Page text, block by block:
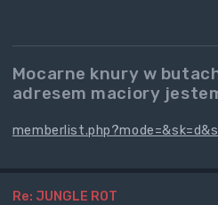
Mocarne knury w
adresem maciory
Re: JUNGLE ROT